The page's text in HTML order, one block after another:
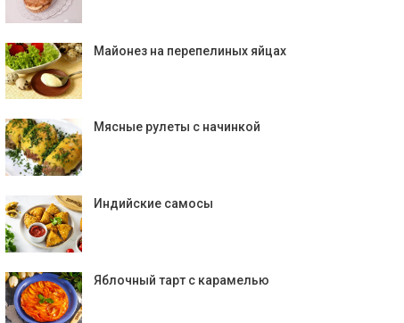
Майонез на перепелиных яйцах
Мясные рулеты с начинкой
Индийские самосы
Яблочный тарт с карамелью